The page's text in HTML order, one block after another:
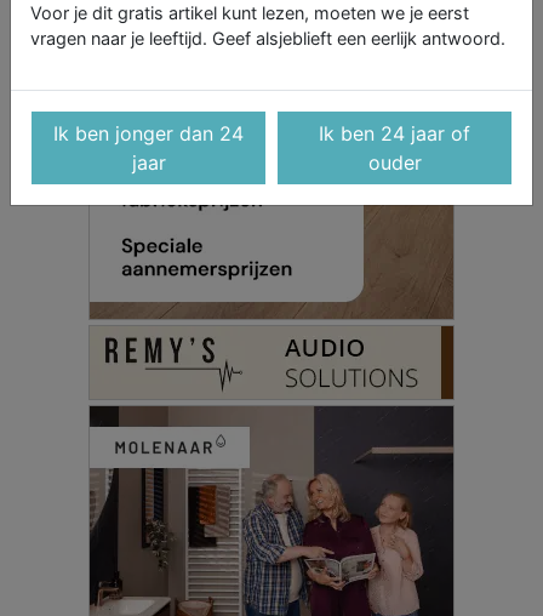
Voor je dit gratis artikel kunt lezen, moeten we je eerst
vragen naar je leeftijd. Geef alsjeblieft een eerlijk antwoord.
Ik ben jonger dan 24
jaar
Ik ben 24 jaar of
ouder